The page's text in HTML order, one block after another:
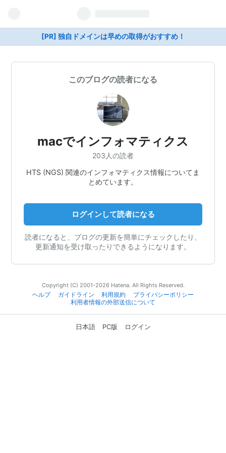
[PR] 独自ドメインは早めの取得がおすすめ！
このブログの読者になる
macでインフォマティクス
203人の読者
HTS (NGS) 関連のインフォマティクス情報についてま
とめています。
ログインして読者になる
読者になると、ブログの更新を簡単にチェックしたり、
更新通知を受け取ったりできるようになります。
Copyright (C) 2001-2026 Hatena. All Rights Reserved.
ヘルプ
ガイドライン 利用規約
プライバシーポリシー
利用者情報の外部送信について
日本語 PC版 ログイン